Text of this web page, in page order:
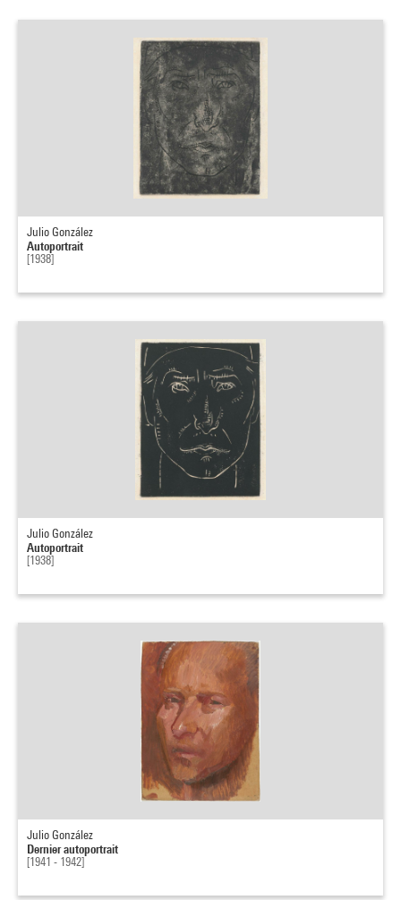
Julio González
Autoportrait
[1938]
Julio González
Autoportrait
[1938]
Julio González
Dernier autoportrait
[1941 - 1942]